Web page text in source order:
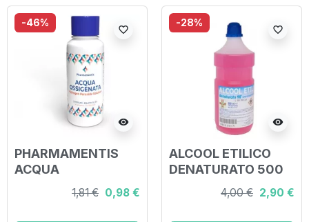
-46%
visibility
favorite_border
PHARMAMENTIS
ACQUA
OSSIGENATA 3%
1,81 € 0,98 €
-28%
visibility
favorite_border
ALCOOL ETILICO
DENATURATO 500
4,00 € 2,90 €